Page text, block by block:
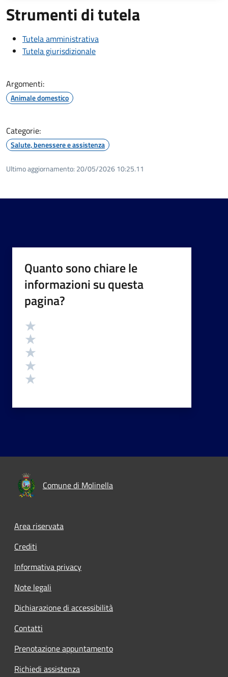
Strumenti di tutela
Tutela amministrativa
Tutela giurisdizionale
Argomenti:
Animale domestico
Categorie:
Salute, benessere e assistenza
Ultimo aggiornamento: 20/05/2026 10:25.11
Quanto sono chiare le
informazioni su questa
pagina?
Valutazione
Comune di Molinella
Area riservata
Crediti
Informativa privacy
Note legali
Dichiarazione di accessibilità
Contatti
Prenotazione appuntamento
Richiedi assistenza